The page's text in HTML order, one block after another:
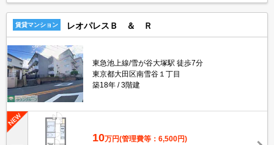
賃貸マンション レオパレスＢ ＆ Ｒ
東急池上線/雪が谷大塚駅 徒歩7分
東京都大田区南雪谷１丁目
築18年
3階建
10万円(管理費等：6,500円)